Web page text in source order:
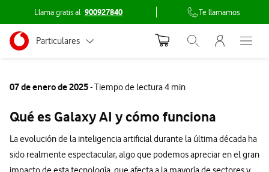
Llama gratis al 900927840 Te llamamos
Ir a la pagina principal de vodafone.es
Menu navegación Segmento
Particulares
y AA.PP.
Abrir buscador.
Menu
Abre
07 de enero de 2025- Tiempo de lectura 4 min
Qué es Galaxy AI y cómo funciona
La evolución de la inteligencia artificial durante la última década ha
sido realmente espectacular, algo que podemos apreciar en el gran